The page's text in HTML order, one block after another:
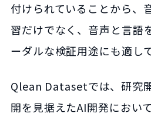
付けられていることから、
習だけでなく、音声と言語
ーダルな検証用途にも適し
Qlean Datasetでは、研究
開を見据えたAI開発におい